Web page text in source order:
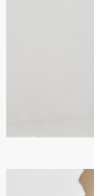
モニター環境
います。あら
※本製品は天
個体差がござ